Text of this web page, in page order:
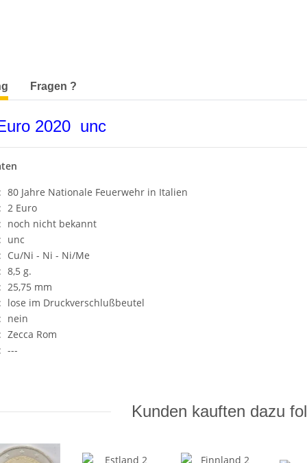
anzeigen
Fragen ?
2020 unc
80 Jahre Nationale Feuerwehr in Italien
2 Euro
noch nicht bekannt
unc
Cu/Ni - Ni - Ni/Me
8,5 g.
25,75 mm
lose im Druckverschlußbeutel
nein
Zecca Rom
---
Kunden kauften dazu